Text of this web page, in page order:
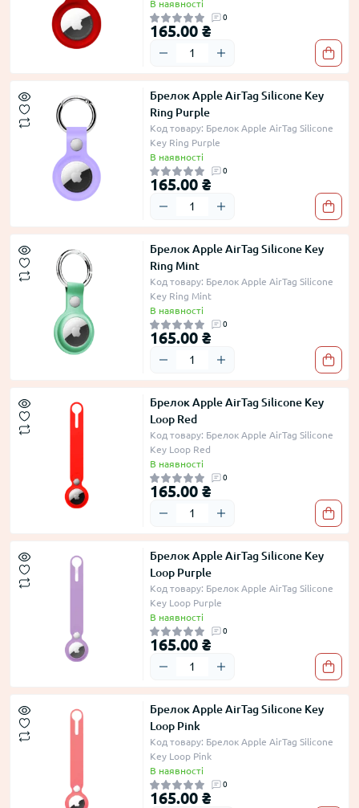
В наявності
0
165.00 ₴
Брелок Apple AirTag Silicone Key
Ring Purple
Код товару: Брелок Apple AirTag Silicone
Key Ring Purple
В наявності
0
165.00 ₴
Брелок Apple AirTag Silicone Key
Ring Mint
Код товару: Брелок Apple AirTag Silicone
Key Ring Mint
В наявності
0
165.00 ₴
Брелок Apple AirTag Silicone Key
Loop Red
Код товару: Брелок Apple AirTag Silicone
Key Loop Red
В наявності
0
165.00 ₴
Брелок Apple AirTag Silicone Key
Loop Purple
Код товару: Брелок Apple AirTag Silicone
Key Loop Purple
В наявності
0
165.00 ₴
Брелок Apple AirTag Silicone Key
Loop Pink
Код товару: Брелок Apple AirTag Silicone
Key Loop Pink
В наявності
0
165.00 ₴